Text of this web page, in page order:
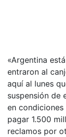
«Argentina
entraron al
aquí al lunes
suspensión de
en
pagar 1.500
reclamos por